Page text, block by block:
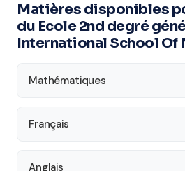
Matières disponibles
du Ecole 2nd degré
International School Of
Mathématiques
Français
Anglais